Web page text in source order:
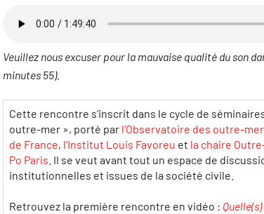
Veuillez nous excuser pour la mauvaise qualité du son
minutes 55).
Cette rencontre s’inscrit dans le cycle de
outre-mer », porté par l’Observatoire des outre-
de France, l’Institut Louis Favoreu et la chaire
Po Paris . Il se veut avant tout un espace de
institutionnelles et issues de la société civile.
Retrouvez la première rencontre en vidéo :